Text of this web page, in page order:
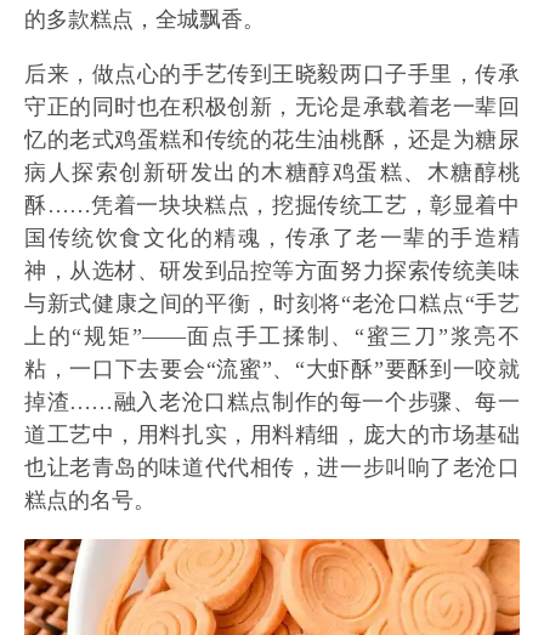
的多款糕点，全城飘香。
后来，做点心的手艺传到王晓毅两口子手里，传承
守正的同时也在积极创新，无论是承载着老一辈回
忆的老式鸡蛋糕和传统的花生油桃酥，还是为糖尿
病人探索创新研发出的木糖醇鸡蛋糕、木糖醇桃
酥……凭着一块块糕点，挖掘传统工艺，彰显着中
国传统饮食文化的精魂，传承了老一辈的手造精
神，从选材、研发到品控等方面努力探索传统美味
与新式健康之间的平衡，时刻将“老沧口糕点“手艺
上的“规矩”——面点手工揉制、“蜜三刀”浆亮不
粘，一口下去要会“流蜜”、“大虾酥”要酥到一咬就
掉渣……融入老沧口糕点制作的每一个步骤、每一
道工艺中，用料扎实，用料精细，庞大的市场基础
也让老青岛的味道代代相传，进一步叫响了老沧口
糕点的名号。